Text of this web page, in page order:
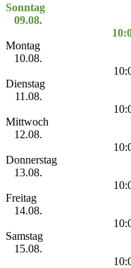
Sonntag
09.08.
Montag
10.08.
Dienstag
11.08.
Mittwoch
12.08.
Donnerstag
13.08.
Freitag
14.08.
Samstag
15.08.